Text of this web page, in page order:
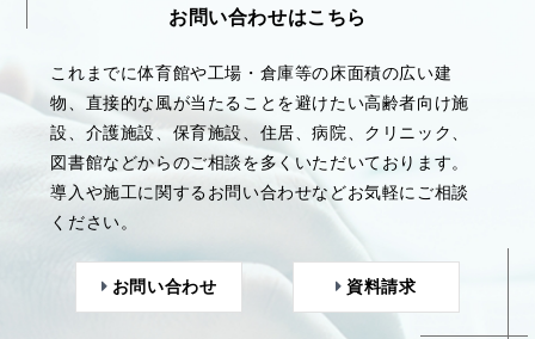
お問い合わせはこちら
これまでに体育館や工場・倉庫等の床面積の広い建
物、直接的な風が当たることを避けたい高齢者向け施
設、介護施設、保育施設、住居、病院、クリニック、
図書館などからのご相談を多くいただいております。
導入や施工に関するお問い合わせなどお気軽にご相談
ください。
お問い合わせ 資料請求